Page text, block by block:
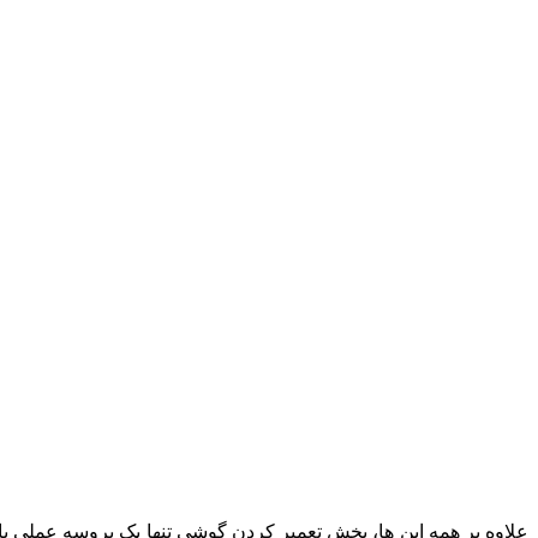
علاوه بر همه این ها، بخش تعمیر کردن گوشی تنها یک پروسه عملی